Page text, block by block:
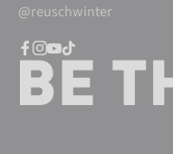
@reuschwinter